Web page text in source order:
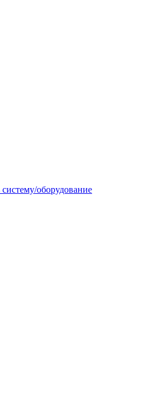
систему/оборудование